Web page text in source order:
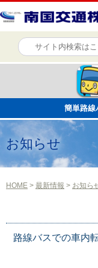
簡単路線
お知らせ
HOME > 最新情報 > お知ら
路線バスでの車内